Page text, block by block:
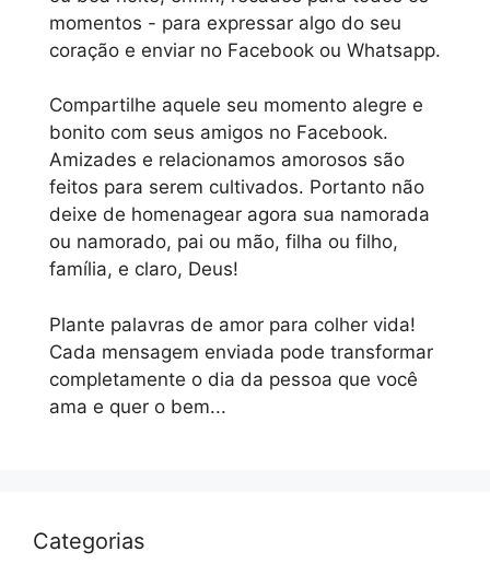
momentos - para expressar algo do seu
coração e enviar no Facebook ou Whatsapp.
Compartilhe aquele seu momento alegre e
bonito com seus amigos no Facebook.
Amizades e relacionamos amorosos são
feitos para serem cultivados. Portanto não
deixe de homenagear agora sua namorada
ou namorado, pai ou mão, filha ou filho,
família, e claro, Deus!
Plante palavras de amor para colher vida!
Cada mensagem enviada pode transformar
completamente o dia da pessoa que você
ama e quer o bem...
Categorias